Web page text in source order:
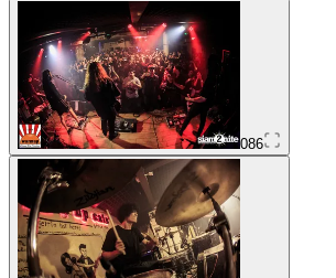
086